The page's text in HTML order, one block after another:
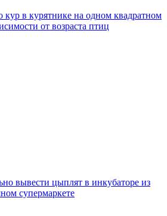
кур в курятнике на одном квадратном
от возраста птиц
вывести цыплят в инкубаторе из
супермаркете